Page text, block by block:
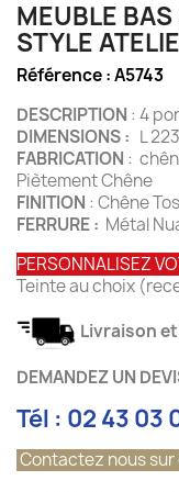
MEUBLE
STYLE
Référence :A5743
DESCRIPTION : 4
DIMENSIONS : L
FABRICATION :
Piètement Chêne
FINITION : Chêne
FERRURE : Métal
PERSONNALISEZ
Teinte au choix
Livraison
DEMANDEZ UN
Tél : 02 43 03
Contactez nous